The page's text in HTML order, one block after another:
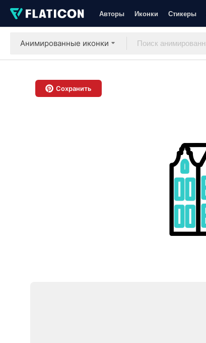
Авторы Иконки Стикеры
Анимированные иконки
Сохранить